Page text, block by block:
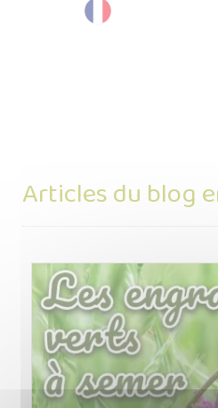
Articles du blog